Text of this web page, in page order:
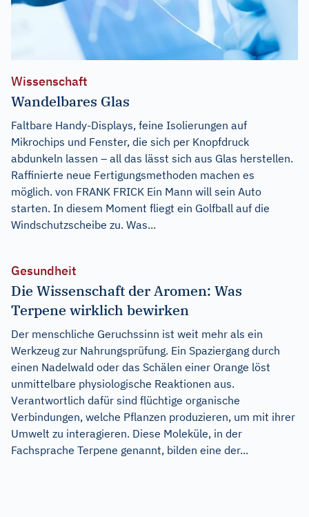
Wissenschaft
Wandelbares Glas
Faltbare Handy-Displays, feine Isolierungen auf
Mikrochips und Fenster, die sich per Knopfdruck
abdunkeln lassen – all das lässt sich aus Glas herstellen.
Raffinierte neue Fertigungsmethoden machen es
möglich. von FRANK FRICK Ein Mann will sein Auto
starten. In diesem Moment fliegt ein Golfball auf die
Windschutzscheibe zu. Was...
Gesundheit
Die Wissenschaft der Aromen: Was
Terpene wirklich bewirken
Der menschliche Geruchssinn ist weit mehr als ein
Werkzeug zur Nahrungsprüfung. Ein Spaziergang durch
einen Nadelwald oder das Schälen einer Orange löst
unmittelbare physiologische Reaktionen aus.
Verantwortlich dafür sind flüchtige organische
Verbindungen, welche Pflanzen produzieren, um mit ihrer
Umwelt zu interagieren. Diese Moleküle, in der
Fachsprache Terpene genannt, bilden eine der...